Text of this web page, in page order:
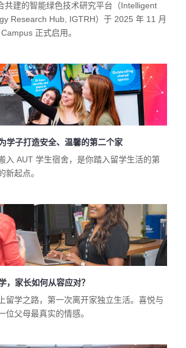
共建的智能绿色技术研究平台（Intelligent
Research Hub, IGTRH）于 2025 年 11 月
正式启用。
学子打造安全、温馨的第二个家
入 AUT 学生宿舍，是你踏入留学生活的第
新起点。
，家长如何从容应对？
留学之路，第一次离开家独立生活。喜悦与
位父母最真实的情感。